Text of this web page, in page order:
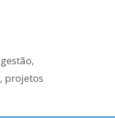
gestão,
, projetos